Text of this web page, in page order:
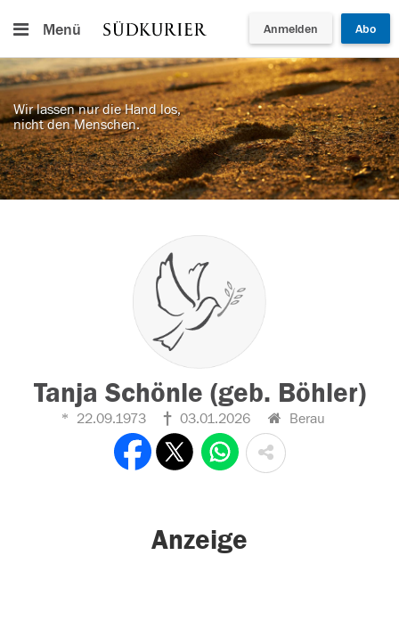
Menü Anmelden Abo
Wir lassen nur die Hand los,
nicht den Menschen.
Tanja Schönle (geb. Böhler)
22.09.1973 03.01.2026 Berau
Anzeige